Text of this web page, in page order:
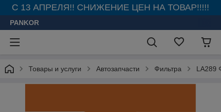
С 13 АПРЕЛЯ!! СНИЖЕНИЕ ЦЕН НА ТОВАР!!!!!
PANKOR
Товары и услуги Автозапчасти Фильтра LA289